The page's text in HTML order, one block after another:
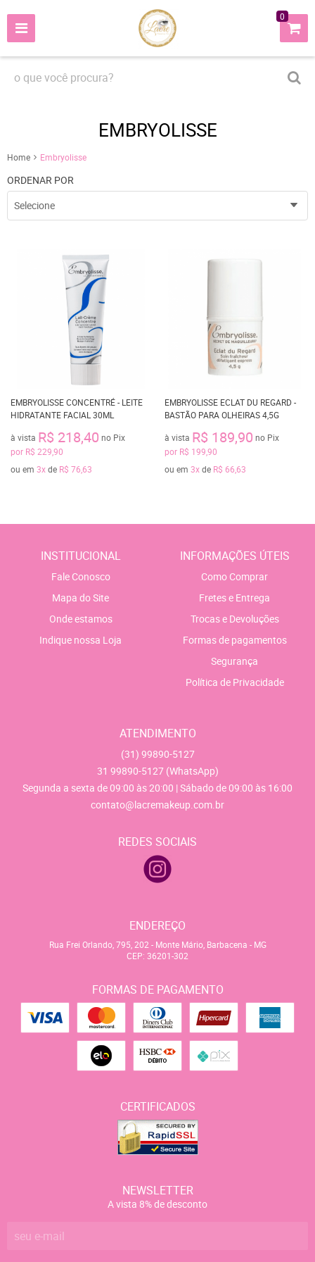
0
EMBRYOLISSE
Home Embryolisse
ORDENAR POR
Selecione
EMBRYOLISSE CONCENTRÉ - LEITE
HIDRATANTE FACIAL 30ML
à vista R$ 218,40 no Pix
por R$ 229,90
ou em 3xde R$ 76,63
EMBRYOLISSE ECLAT DU REGARD -
BASTÃO PARA OLHEIRAS 4,5G
à vista R$ 189,90 no Pix
por R$ 199,90
ou em 3xde R$ 66,63
INSTITUCIONAL
Fale Conosco
Mapa do Site
Onde estamos
Indique nossa Loja
INFORMAÇÕES ÚTEIS
Como Comprar
Fretes e Entrega
Trocas e Devoluções
Formas de pagamentos
Segurança
Política de Privacidade
ATENDIMENTO
(31) 99890-5127
31 99890-5127 (WhatsApp)
Segunda a sexta de 09:00 às 20:00 | Sábado de 09:00 às 16:00
contato@lacremakeup.com.br
REDES SOCIAIS
ENDEREÇO
Rua Frei Orlando, 795, 202 - Monte Mário, Barbacena - MG
CEP: 36201-302
FORMAS DE PAGAMENTO
CERTIFICADOS
NEWSLETTER
A vista 8% de desconto